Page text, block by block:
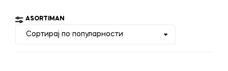
ASORTIMAN